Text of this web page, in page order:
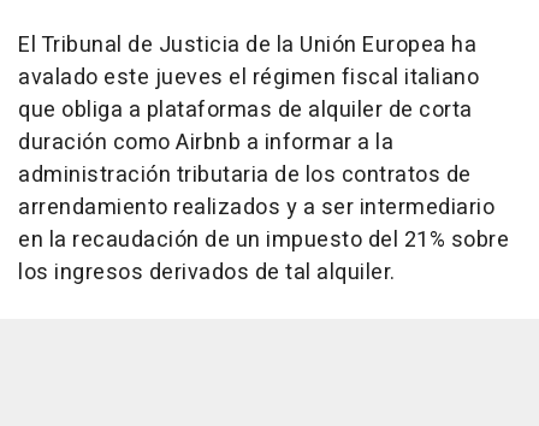
El Tribunal de Justicia de la Unión Europea ha
avalado este jueves el régimen fiscal italiano
que obliga a plataformas de alquiler de corta
duración como Airbnb a informar a la
administración tributaria de los contratos de
arrendamiento realizados y a ser intermediario
en la recaudación de un impuesto del 21% sobre
los ingresos derivados de tal alquiler.